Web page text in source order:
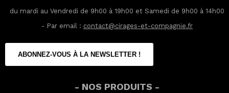
du mardi au Vendredi de 9h00 à 19h00 et Samedi de 9h00 à 14h00
- Par email : contact@cirages-et-compagnie.fr
ABONNEZ-VOUS À LA NEWSLETTER !
- NOS PRODUITS -